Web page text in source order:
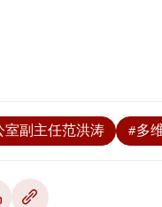
室副主任范洪涛 #多